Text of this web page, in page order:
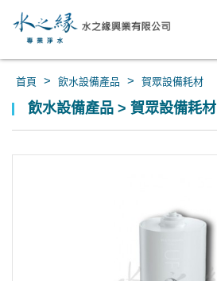
首頁 > 飲水設備產品 > 賀眾設備耗材
飲水設備產品 > 賀眾設備耗材